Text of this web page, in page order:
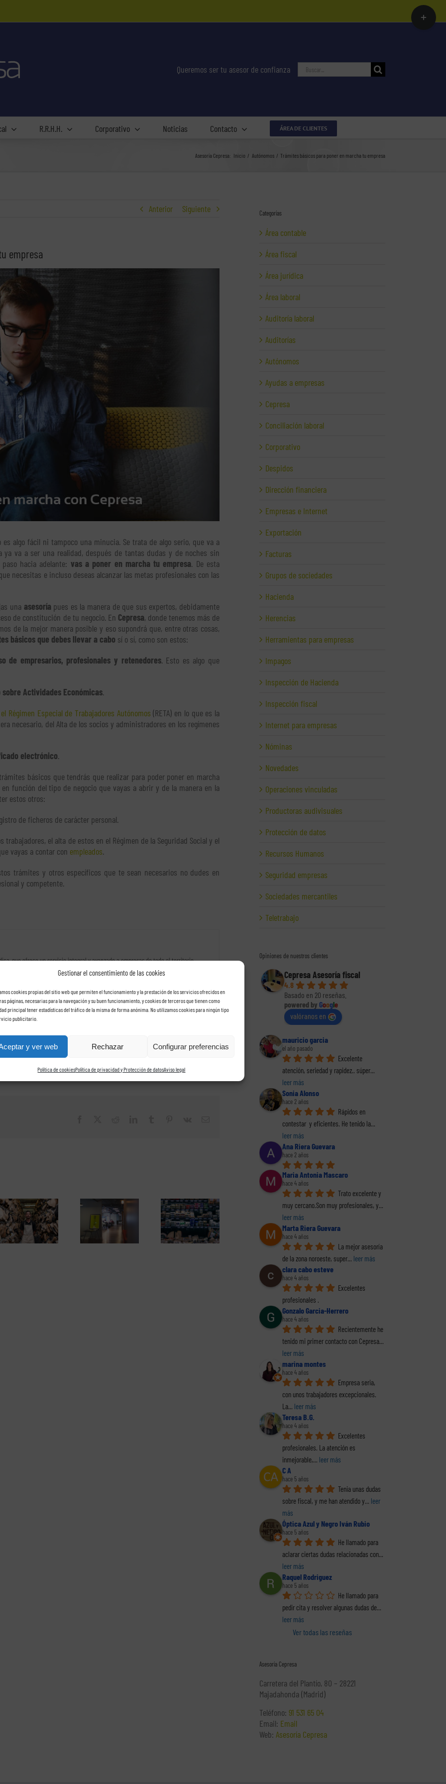
Gestionar el consentimiento de las cookies
cookies propias del sitio web que permiten el funcionamiento y la prestación de los servicios ofrecidos en
páginas, necesarias para la navegación y su buen funcionamiento, y cookies de terceros que tienen como
principal tener estadísticas del tráfico de la misma de forma anónima. No utilizamos cookies para ningún tipo
publicitario.
y ver web Rechazar Configurar preferencias
Política de cookiesPolítica de privacidad y Protección de datosAviso legal
Queremos ser tu asesor de confianza Buscar:
R.R.H.H. Corporativo Noticias Contacto ÁREA DE CLIENTES
Asesoría Cepresa: Inicio Autónomos Trámites básicos para poner en marcha tu empresa
Anterior Siguiente
empresa
algo fácil ni tampoco una minucia. Se trata de algo serio, que va a
va a ser una realidad, después de tantas dudas y de noches sin
hacia adelante: vas a poner en marcha tu empresa. De esta
necesitas e incluso deseas alcanzar las metas profesionales con las
una asesoría pues es la manera de que sus expertos, debidamente
de constitución de tu negocio. En Cepresa, donde tenemos más de
de la mejor manera posible y eso supondrá que, entre otras cosas,
básicos que debes llevar a cabo sí o sí, como son estos:
de empresarios, profesionales y retenedores. Esto es algo que
sobre Actividades Económicas.
Régimen Especial de Trabajadores Autónomos (RETA) en lo que es la
necesario, del Alta de los socios y administradores en los regímenes
electrónico.
básicos que tendrás que realizar para poder poner en marcha
función del tipo de negocio que vayas a abrir y de la manera en la
estos otros:
de ficheros de carácter personal.
el alta de estos en el Régimen de la Seguridad Social y el
vayas a contar con empleados.
trámites y otros específicos que te sean necesarios no dudes en
y competente.
que ofrece un servicio integral y avanzado a empresas de todo el territorio
nóminas auditorías fiscales,inspecciones de trabajo,grupos de sociedades
Claves para
alquilar un
despacho
Los mayores
riesgos de los
empresariales de
Es momento de
emprender. Darse
de alta como
Es momento de
emprender. Darse
de alta como
autónomo (2)
autónomo (1)
Categorías
Área contable
Área fiscal
Área jurídica
Área laboral
Auditoría laboral
Auditorías
Autónomos
Ayudas a empresas
Cepresa
Conciliación laboral
Corporativo
Despidos
Dirección financiera
Empresas e Internet
Exportación
Facturas
Grupos de sociedades
Hacienda
Herencias
Herramientas para empresas
Impagos
Inspección de Hacienda
Inspección fiscal
Internet para empresas
Nóminas
Novedades
Operaciones vinculadas
Productoras audivisuales
Protección de datos
Recursos Humanos
Seguridad empresas
Sociedades mercantiles
Teletrabajo
Opiniones de nuestros clientes
Cepresa Asesoría fiscal
4.8
Basado en 20 reseñas.
powered by Google
valóranos en
mauricio garcia
el año pasado
Excelente
atención, seriedad y rapidez.. súper
leer más
Sonia Alonso
hace 2 años
Rápidos en
contestar  y eficientes. He tenido la
leer más
Ana Riera Guevara
hace 2 años
Maria Antonia Mascaro
hace 4 años
Trato excelente y
muy cercano.Son muy profesionales, y
leer más
Marta Riera Guevara
hace 4 años
La mejor asesoría
de la zona noroeste, super... leer más
clara cabo esteve
hace 4 años
Excelentes
profesionales .
Gonzalo Garcia-Herrero
hace 4 años
Recientemente he
tenido mi primer contacto con Cepresa
leer más
marina montes
hace 4 años
Empresa seria,
con unos trabajadores excepcionales.
La... leer más
Teresa B.G.
hace 4 años
Excelentes
profesionales. La atención es
inmejorable,... leer más
C A
hace 5 años
Tenia unas dudas
sobre fiscal, y me han atendido y... leer
más
Óptica Azul y Negro Iván Rubio
hace 5 años
He llamado para
aclarar ciertas dudas relacionadas con
leer más
Raquel Rodriguez
hace 5 años
He llamado para
pedir cita y resolver algunas dudas de
leer más
Ver todas las reseñas
Asesoría Cepresa
Carretera del Plantío, 80 – 28221
Majadahonda (Madrid)
Teléfono: 91 531 65 04
Email: Email
Web: Asesoría Cepresa
Toggle
Sliding